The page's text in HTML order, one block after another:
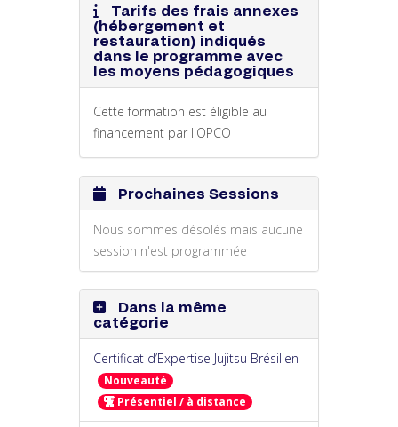
Tarifs des frais annexes
(hébergement et
restauration) indiqués
dans le programme avec
les moyens pédagogiques
Cette formation est éligible au
financement par l'OPCO
Prochaines Sessions
Nous sommes désolés mais aucune
session n'est programmée
Dans la même
catégorie
Certificat d’Expertise Jujitsu Brésilien
Nouveauté
Présentiel / à distance